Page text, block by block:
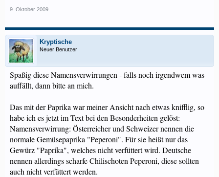
9. Oktober 2009
Kryptische
Neuer Benutzer
Spaßig diese Namensverwirrungen - falls noch irgendwem was
auffällt, dann bitte an mich.
Das mit der Paprika war meiner Ansicht nach etwas knifflig, so
habe ich es jetzt im Text bei den Besonderheiten gelöst:
Namensverwirrung: Österreicher und Schweizer nennen die
normale Gemüsepaprika "Peperoni". Für sie heißt nur das
Gewürz "Paprika", welches nicht verfüttert wird. Deutsche
nennen allerdings scharfe Chilischoten Peperoni, diese sollten
auch nicht verfüttert werden.